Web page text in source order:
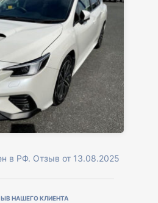
в РФ. Отзыв от 13.08.2025
НАШЕГО КЛИЕНТА